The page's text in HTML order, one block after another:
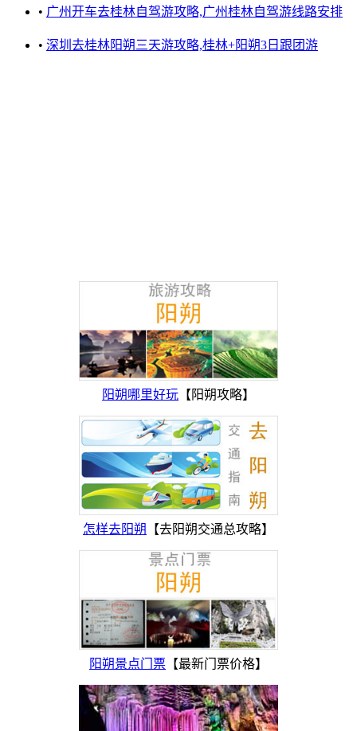
• 广州开车去桂林自驾游攻略,广州桂林自驾游线路安排
• 深圳去桂林阳朔三天游攻略,桂林+阳朔3日跟团游
阳朔哪里好玩 【阳朔攻略】
怎样去阳朔 【去阳朔交通总攻略】
阳朔景点门票 【最新门票价格】